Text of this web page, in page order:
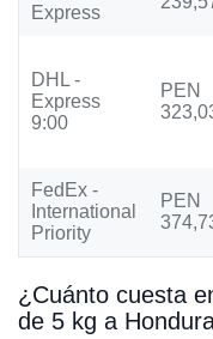
Express
DHL -
Express
9:00
PEN
FedEx -
International
Priority
PEN
¿Cuánto cuesta
de 5 kg a